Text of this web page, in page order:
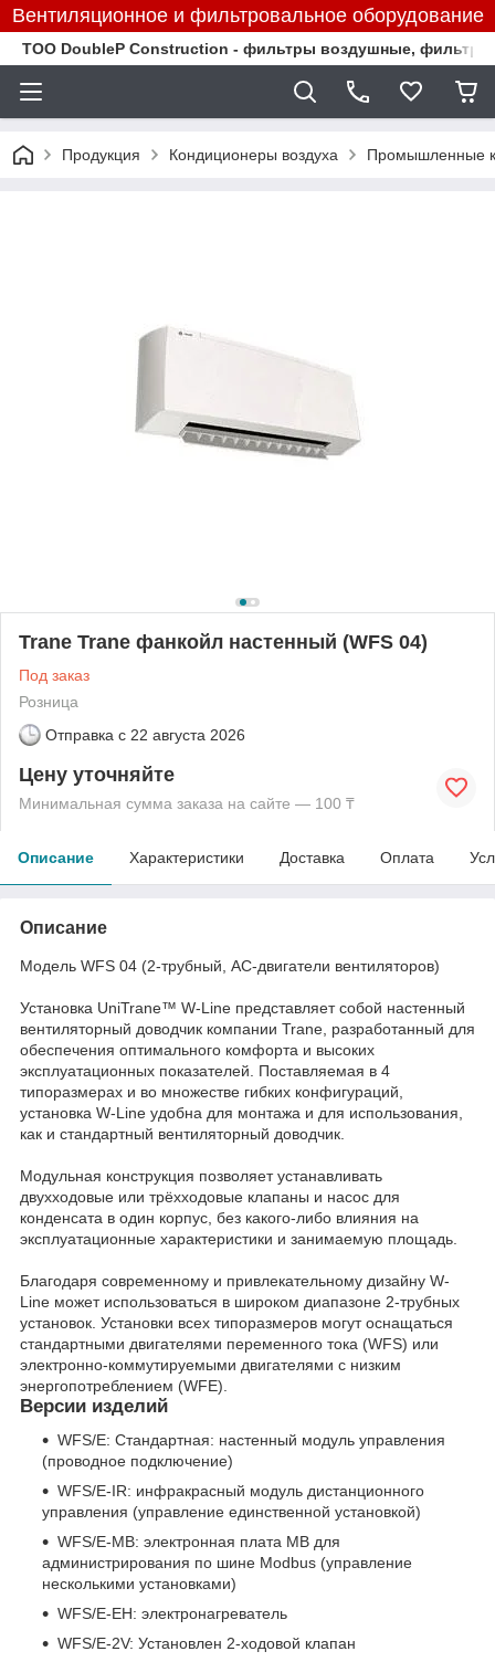
Вентиляционное и фильтровальное оборудование
TOO DoubleP Construction - фильтры воздушные,
Продукция Кондиционеры воздуха Промышленные
Trane Trane фанкойл настенный (WFS 04)
Под заказ
Розница
Отправка с 22 августа 2026
Цену уточняйте
Минимальная сумма заказа на сайте — 100 ₸
Описание Характеристики Доставка Оплата
Описание
Модель WFS 04 (2-трубный, AC-двигатели вентиляторов)
Установка UniTrane™ W-Line представляет собой настенный
вентиляторный доводчик компании Trane, разработанный для
обеспечения оптимального комфорта и высоких
эксплуатационных показателей. Поставляемая в 4
типоразмерах и во множестве гибких конфигураций,
установка W-Line удобна для монтажа и для использования,
как и стандартный вентиляторный доводчик.
Модульная конструкция позволяет устанавливать
двухходовые или трёхходовые клапаны и насос для
конденсата в один корпус, без какого-либо влияния на
эксплуатационные характеристики и занимаемую площадь.
Благодаря современному и привлекательному дизайну W-
Line может использоваться в широком диапазоне 2-трубных
установок. Установки всех типоразмеров могут оснащаться
стандартными двигателями переменного тока (WFS) или
электронно-коммутируемыми двигателями с низким
энергопотреблением (WFE).
Версии изделий
WFS/E: Стандартная: настенный модуль управления
(проводное подключение)
WFS/E-IR: инфракрасный модуль дистанционного
управления (управление единственной установкой)
WFS/E-MB: электронная плата MB для
администрирования по шине Modbus (управление
несколькими установками)
WFS/E-EH: электронагреватель
WFS/E-2V: Установлен 2-ходовой клапан